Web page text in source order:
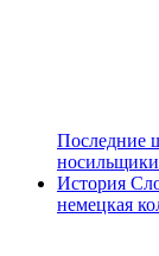
Последние
История
немецкая